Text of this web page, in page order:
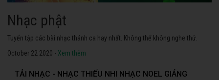
Nhạc phật
Tuyển tập các bài nhạc thánh ca hay nhất. Không thể không nghe thử.
October 22 2020 - Xem thêm
TẢI NHẠC - NHẠC THIẾU NHI NHẠC NOEL GIÁNG